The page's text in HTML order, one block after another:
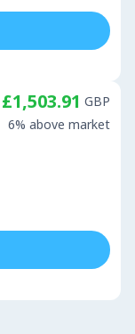
£1,503.91 GBP
6% above market